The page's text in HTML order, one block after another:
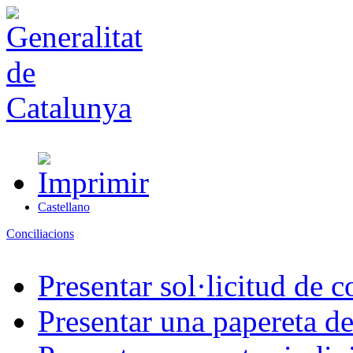
Castellano
Conciliacions
Presentar sol·licitud de
Presentar una papereta